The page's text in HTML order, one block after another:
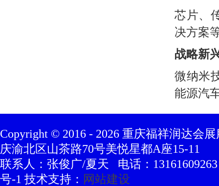
芯片、
决方案
战略新
微纳米
能源汽
Copyright © 2016 - 2026 重庆福祥润达会
庆渝北区山茶路70号美悦星都A座15-11
联系人：张俊广/夏天 电话：
号-1 技术支持： 网站建设